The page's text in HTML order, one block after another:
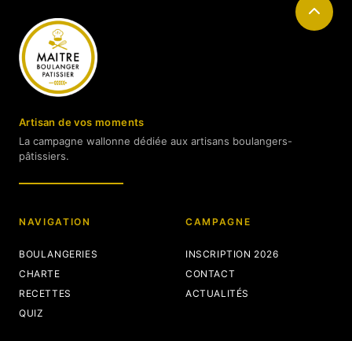
Artisan de vos moments
La campagne wallonne dédiée aux artisans boulangers-
pâtissiers.
NAVIGATION
BOULANGERIES
CHARTE
RECETTES
QUIZ
CAMPAGNE
INSCRIPTION 2026
CONTACT
ACTUALITÉS